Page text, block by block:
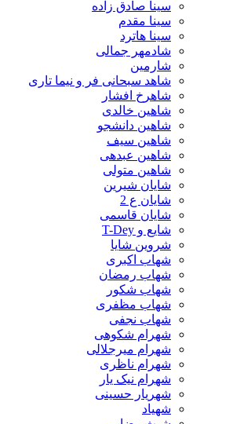
سینا صادق زاده
سینا مقدم
سینا هاترد
شادمهر جمالی
شارمین
شاهد سبحانی فر و نیما تاری
شاهرخ افشار
شاهین خالدی
شاهین دانشجو
شاهین سیف
شاهین عبدهی
شاهین متولی
شایان شیرین
شایان ع 2
شایان قاسمی
شایع و T-Dey
شروین شایا
شهاب اکبری
شهاب رمضان
شهاب شکور
شهاب مظفری
شهاب نجفی
شهرام شکوهی
شهرام میرجلالی
شهرام ناظری
شهرام نیک یار
شهریار حسینی
شهیاد